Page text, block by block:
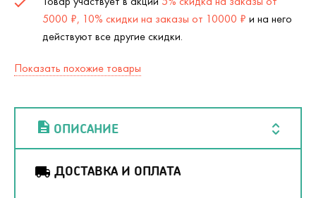
5000 ₽, 10% скидки на заказы от 10000 ₽ и на него
действуют все другие скидки.
Показать похожие товары
ОПИСАНИЕ
ДОСТАВКА И ОПЛАТА